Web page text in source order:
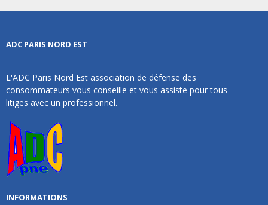
ADC PARIS NORD EST
L'ADC Paris Nord Est association de défense des
consommateurs vous conseille et vous assiste pour tous
litiges avec un professionnel.
INFORMATIONS